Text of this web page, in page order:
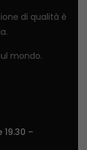
di qualità è
mondo.
–